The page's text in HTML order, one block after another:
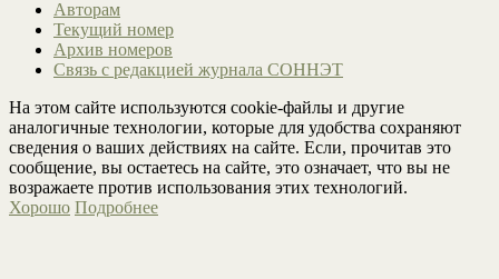
Авторам
Текущий номер
Архив номеров
Связь с редакцией журнала СОННЭТ
На этом сайте используются cookie-файлы и другие
аналогичные технологии, которые для удобства сохраняют
сведения о ваших действиях на сайте. Если, прочитав это
сообщение, вы остаетесь на сайте, это означает, что вы не
возражаете против использования этих технологий.
Хорошо Подробнее